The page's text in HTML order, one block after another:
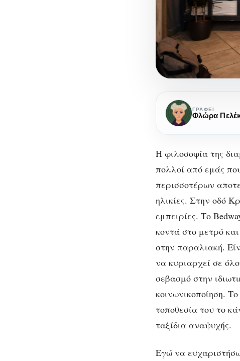
στο
Bedway
Athens
Hostel:
στο
Bedway
δεν
είναι
καθίσματα
και
οι
τοίχοι,
αλλά
οι
άνθρωποι.”
ΓΡΆΦΕΙ
Φλώρα
H φιλοσοφία της
πολλοί από εμάς
περισσοτέρων
ηλικίες. Στην οδό
εμπειρίες. Το
κοντά στο μετρό
στην παραλιακή.
να κυριαρχεί σε
σεβασμό στην
κοινωνικοποίηση.
τοποθεσία του το
ταξίδια αναψυχής.
Εγώ να